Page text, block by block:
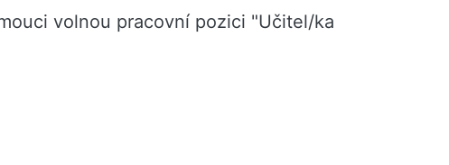
volnou pracovní pozici "Učitel/ka